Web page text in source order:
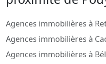
Agences immobilières à
Agences immobilières à
Agences immobilières à